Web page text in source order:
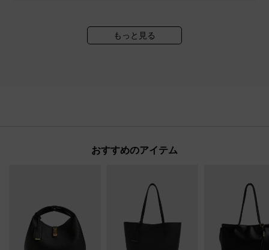
もっと見る
おすすめのアイテム